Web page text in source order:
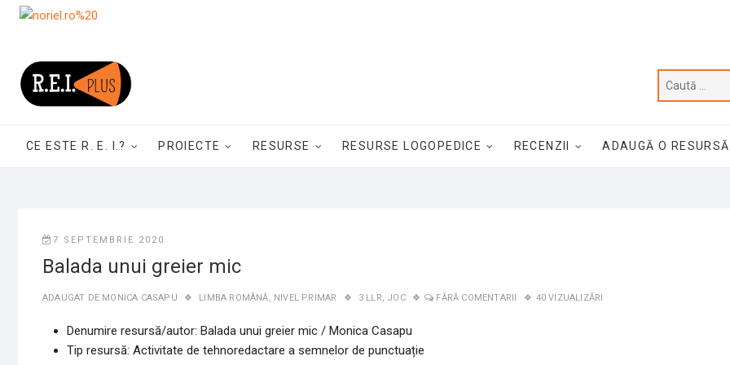
Skip
CE ESTE R. E. I.? PROIECTE RESURSE RESURSE LOGOPEDICE RECENZII ADAUGĂ O RESURSĂ
7 SEPTEMBRIE 2020
Balada unui greier mic
ADAUGAT DE MONICA CASAPU LIMBA ROMÂNĂ, NIVEL PRIMAR 3 LLR, JOC FĂRĂ COMENTARII 40 VIZUALIZĂRI
Denumire resursă/autor: Balada unui greier mic / Monica Casapu
Tip resursă: Activitate de tehnoredactare a semnelor de punctuație